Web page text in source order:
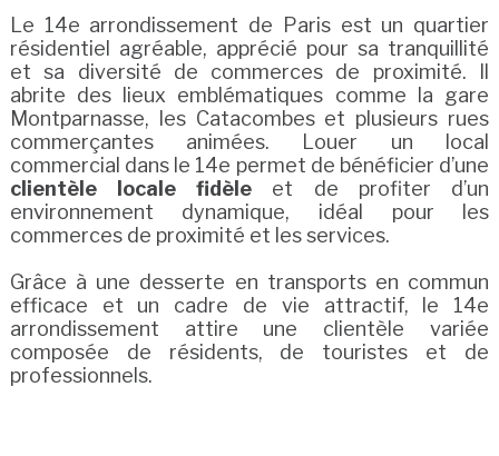
Le 14e arrondissement de Paris est un quartier
résidentiel agréable, apprécié pour sa tranquillité
et sa diversité de commerces de proximité. Il
abrite des lieux emblématiques comme la gare
Montparnasse, les Catacombes et plusieurs rues
commerçantes animées. Louer un local
commercial dans le 14e permet de bénéficier d’une
clientèle locale fidèle et de profiter d’un
environnement dynamique, idéal pour les
commerces de proximité et les services.
Grâce à une desserte en transports en commun
efficace et un cadre de vie attractif, le 14e
arrondissement attire une clientèle variée
composée de résidents, de touristes et de
professionnels.